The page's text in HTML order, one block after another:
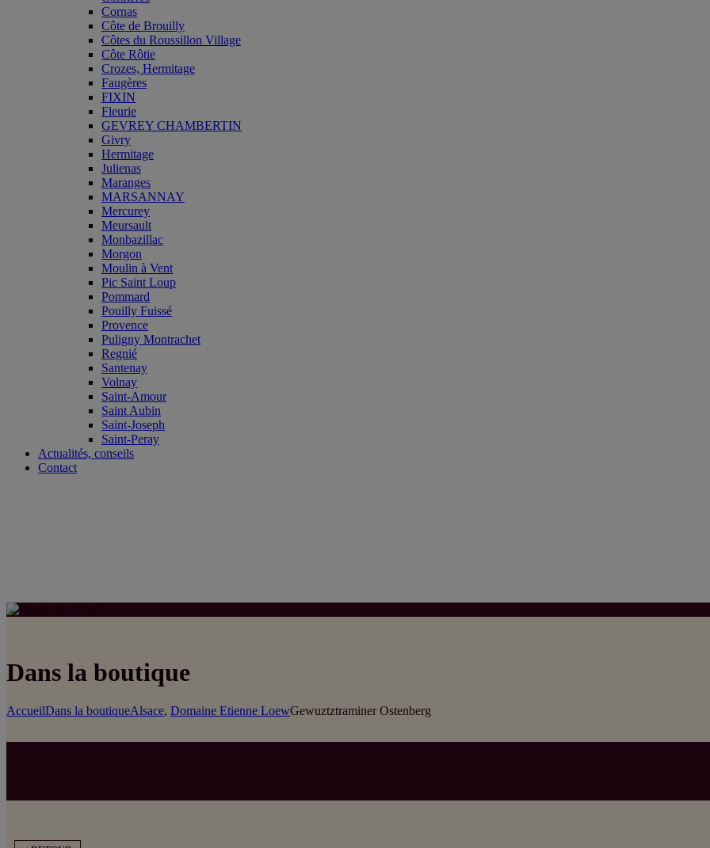
Cornas
Côte de Brouilly
Côtes du Roussillon Village
Côte Rôtie
Crozes, Hermitage
Faugères
FIXIN
Fleurie
GEVREY CHAMBERTIN
Givry
Hermitage
Julienas
Maranges
MARSANNAY
Mercurey
Meursault
Monbazillac
Morgon
Moulin à Vent
Pic Saint Loup
Pommard
Pouilly Fuissé
Provence
Puligny Montrachet
Regnié
Santenay
Volnay
Saint-Amour
Saint Aubin
Saint-Joseph
Saint-Peray
Actualités, conseils
Contact
Dans la boutique
AccueilDans la boutiqueAlsace, Domaine Etienne LoewGewuztztraminer Ostenberg